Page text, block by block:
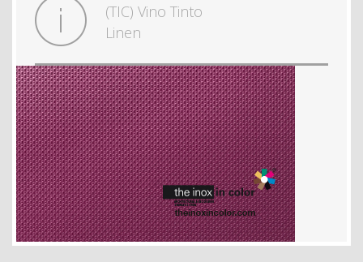
(TIC) Vino Tinto
Linen